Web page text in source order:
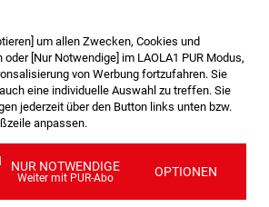
für Trabzonspor: Ozan Tufan
an.
Aktion hat Trabzonspor
um allen Zwecken, Cookies und
[Nur Notwendige] im LAOLA1 PUR Modus,
von Werbung fortzufahren. Sie
eine individuelle Auswahl zu treffen. Sie
jederzeit über den Button links unten bzw.
anpassen.
NUR NOTWENDIGE
Weiter mit PUR-Abo OPTIONEN